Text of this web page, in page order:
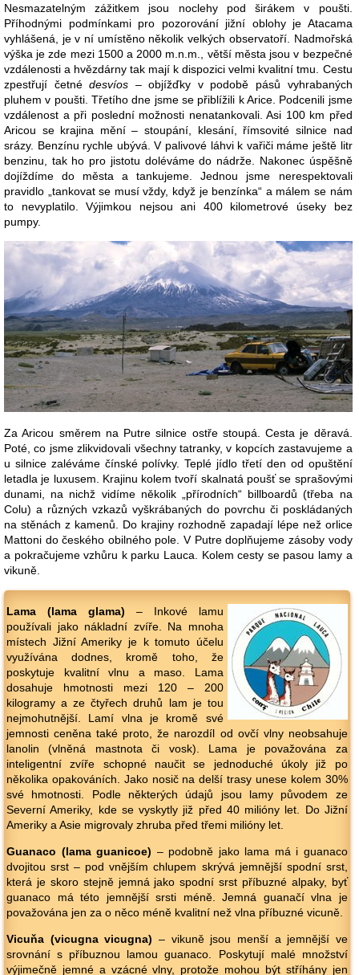
Nesmazatelným zážitkem jsou noclehy pod širákem v poušti.
Příhodnými podmínkami pro pozorování jižní oblohy je Atacama
vyhlášená, je v ní umístěno několik velkých observatoří. Nadmořská
výška je zde mezi 1500 a 2000 m.n.m., větší města jsou v bezpečné
vzdálenosti a hvězdárny tak mají k dispozici velmi kvalitní tmu. Cestu
zpestřují četnédesvíos – objížďky v podobě pásů vyhrabaných
pluhem v poušti. Třetího dne jsme se přiblížili k Arice. Podcenili jsme
vzdálenost a při poslední možnosti nenatankovali. Asi 100 km před
Aricou se krajina mění – stoupání, klesání, římsovité silnice nad
srázy. Benzínu rychle ubývá. V palivové láhvi k vařiči máme ještě litr
benzinu, tak ho pro jistotu doléváme do nádrže. Nakonec úspěšně
dojíždíme do města a tankujeme. Jednou jsme nerespektovali
pravidlo „tankovat se musí vždy, když je benzínka“ a málem se nám
to nevyplatilo. Výjimkou nejsou ani 400 kilometrové úseky bez
pumpy.
Za Aricou směrem na Putre silnice ostře stoupá. Cesta je děravá.
Poté, co jsme zlikvidovali všechny tatranky, v kopcích zastavujeme a
u silnice zaléváme čínské polívky. Teplé jídlo třetí den od opuštění
letadla je luxusem. Krajinu kolem tvoří skalnatá poušť se sprašovými
dunami, na nichž vidíme několik „přírodních“ billboardů (třeba na
Colu) a různých vzkazů vyškrábaných do povrchu či poskládaných
na stěnách z kamenů. Do krajiny rozhodně zapadají lépe než orlice
Mattoni do českého obilného pole. V Putre doplňujeme zásoby vody
a pokračujeme vzhůru k parku Lauca. Kolem cesty se pasou lamy a
vikuně.
Lama (lama glama) – Inkové lamu
používali jako nákladní zvíře. Na mnoha
místech Jižní Ameriky je k tomuto účelu
využívána dodnes, kromě toho, že
poskytuje kvalitní vlnu a maso. Lama
dosahuje hmotnosti mezi 120 – 200
kilogramy a ze čtyřech druhů lam je tou
nejmohutnější. Lamí vlna je kromě své
jemnosti ceněna také proto, že narozdíl od ovčí vlny neobsahuje
lanolin (vlněná mastnota či vosk). Lama je považována za
inteligentní zvíře schopné naučit se jednoduché úkoly již po
několika opakováních. Jako nosič na delší trasy unese kolem 30%
své hmotnosti. Podle některých údajů jsou lamy původem ze
Severní Ameriky, kde se vyskytly již před 40 milióny let. Do Jižní
Ameriky a Asie migrovaly zhruba před třemi milióny let.
Guanaco (lama guanicoe) – podobně jako lama má i guanaco
dvojitou srst – pod vnějším chlupem skrývá jemnější spodní srst,
která je skoro stejně jemná jako spodní srst příbuzné alpaky, byť
guanaco má této jemnější srsti méně. Jemná guanačí vlna je
považována jen za o něco méně kvalitní než vlna příbuzné vicuně.
Vicuňa (vicugna vicugna) – vikuně jsou menší a jemnější ve
srovnání s příbuznou lamou guanaco. Poskytují malé množství
výjimečně jemné a vzácné vlny, protože mohou být stříhány jen